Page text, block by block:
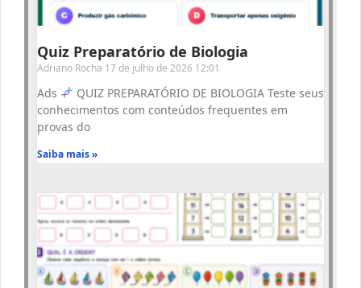
Quiz Preparatório de Biologia
Adriano Rocha 17 de julho de 2026 12:01
Ads
QUIZ PREPARATÓRIO DE BIOLOGIA Teste seus
conhecimentos com conteúdos frequentes em
provas do
Saiba mais »